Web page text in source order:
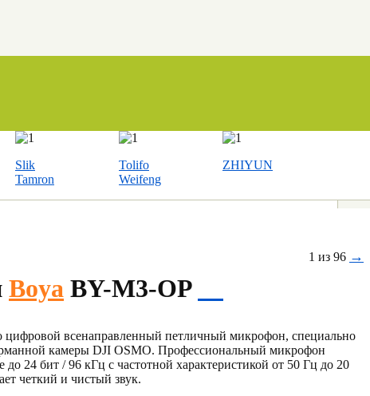
Slik
Tamron
Tolifo
Weifeng
ZHIYUN
1 из 96 →
Boya BY-M3-OP
цифровой всенаправленный петличный микрофон, специально
камеры DJI OSMO. Профессиональный микрофон
до 24 бит / 96 кГц с частотной характеристикой от 50 Гц до 20
четкий и чистый звук.